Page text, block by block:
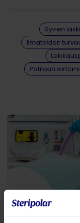
Syvien
Ilmateiden
Potilaan
keskittynyt